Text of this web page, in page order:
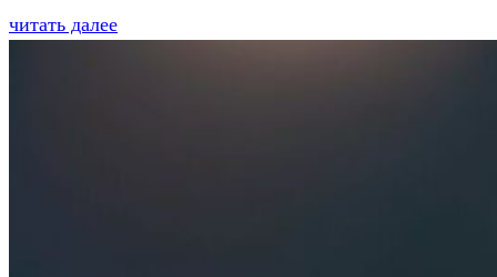
читать далее